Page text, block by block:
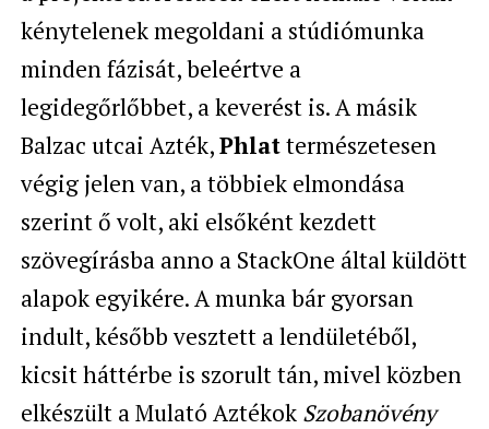
kénytelenek megoldani a stúdiómunka
minden fázisát, beleértve a
legidegőrlőbbet, a keverést is. A másik
Balzac utcai Azték,Phlattermészetesen
végig jelen van, a többiek elmondása
szerint ő volt, aki elsőként kezdett
szövegírásba anno a StackOne által küldött
alapok egyikére. A munka bár gyorsan
indult, később vesztett a lendületéből,
kicsit háttérbe is szorult tán, mivel közben
elkészült a Mulató Aztékok Szobanövény